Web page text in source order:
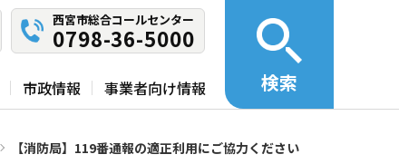
西宮市総合コールセンター
0798-36-5000
市政情報 事業者向け情報 検索
【消防局】119番通報の適正利用にご協力ください